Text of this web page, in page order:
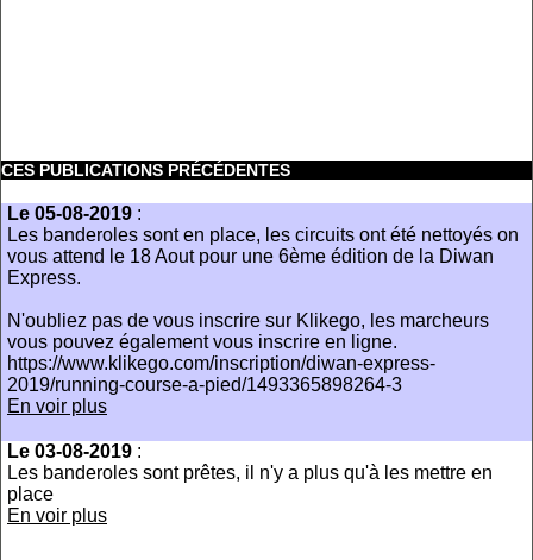
CES PUBLICATIONS PRÉCÉDENTES
Le 05-08-2019 :
Les banderoles sont en place, les circuits ont été nettoyés on
vous attend le 18 Aout pour une 6ème édition de la Diwan
Express.
N'oubliez pas de vous inscrire sur Klikego, les marcheurs
vous pouvez également vous inscrire en ligne.
https://www.klikego.com/inscription/diwan-express-
2019/running-course-a-pied/1493365898264-3
En voir plus
Le 03-08-2019 :
Les banderoles sont prêtes, il n'y a plus qu'à les mettre en
place
En voir plus